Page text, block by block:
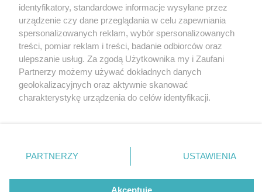
fot: Tarnogórska porodówka
Jesienne Skarby z tarnogórskiego szpitala.
Zobaczcie maleństwa urodzone w listopadzie
Teodor
Nie zapomnij
zapoznać się z:
polityką prywatności regulamin korzystania z portali
Twojemiasto
Piekary Śląskie
Chorzów
Tarnowskie Góry
Gliwice
Skontakuj sięz nami
Kontakt
Wydawca
Redakcja
identyfikatory, standardowe informacje wysyłane przez
urządzenie czy dane przeglądania w celu zapewniania
spersonalizowanych reklam, wybór spersonalizowanych
treści, pomiar reklam i treści, badanie odbiorców oraz
ulepszanie usług. Za zgodą Użytkownika my i Zaufani
Partnerzy możemy używać dokładnych danych
geolokalizacyjnych oraz aktywnie skanować
charakterystykę urządzenia do celów identyfikacji.
zmienić/wycofać klikając przycisk ustawień prywatności
znajdujący się w lewym dolnym rogu strony
rodzaje przetwarzania danych nie wymagają zgody
użytkownika, ale masz prawo sprzeciwić się takiemu
PARTNERZY USTAWIENIA
Akceptuję